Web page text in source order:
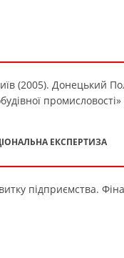
(2005). Донецький
промисловості»
ЕКСПЕРТИЗА
підприємства.